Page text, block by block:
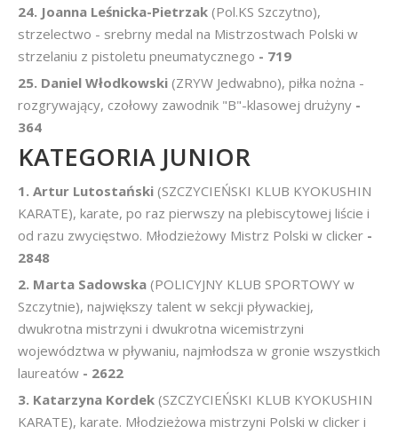
24. Joanna Leśnicka-Pietrzak (Pol.KS Szczytno),
strzelectwo - srebrny medal na Mistrzostwach Polski w
strzelaniu z pistoletu pneumatycznego - 719
25. Daniel Włodkowski (ZRYW Jedwabno), piłka nożna -
rozgrywający, czołowy zawodnik "B"-klasowej drużyny -
364
KATEGORIA JUNIOR
1. Artur Lutostański (SZCZYCIEŃSKI KLUB KYOKUSHIN
KARATE), karate, po raz pierwszy na plebiscytowej liście i
od razu zwycięstwo. Młodzieżowy Mistrz Polski w clicker -
2848
2. Marta Sadowska (POLICYJNY KLUB SPORTOWY w
Szczytnie), największy talent w sekcji pływackiej,
dwukrotna mistrzyni i dwukrotna wicemistrzyni
województwa w pływaniu, najmłodsza w gronie wszystkich
laureatów - 2622
3. Katarzyna Kordek (SZCZYCIEŃSKI KLUB KYOKUSHIN
KARATE), karate. Młodzieżowa mistrzyni Polski w clicker i